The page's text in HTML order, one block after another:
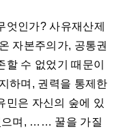
엇인가? 사유재산제
자본주의가, 공통권
수 없었기 때문이
하며, 권력을 통제한
민은 자신의 숲에 있
며, …… 꿀을 가질